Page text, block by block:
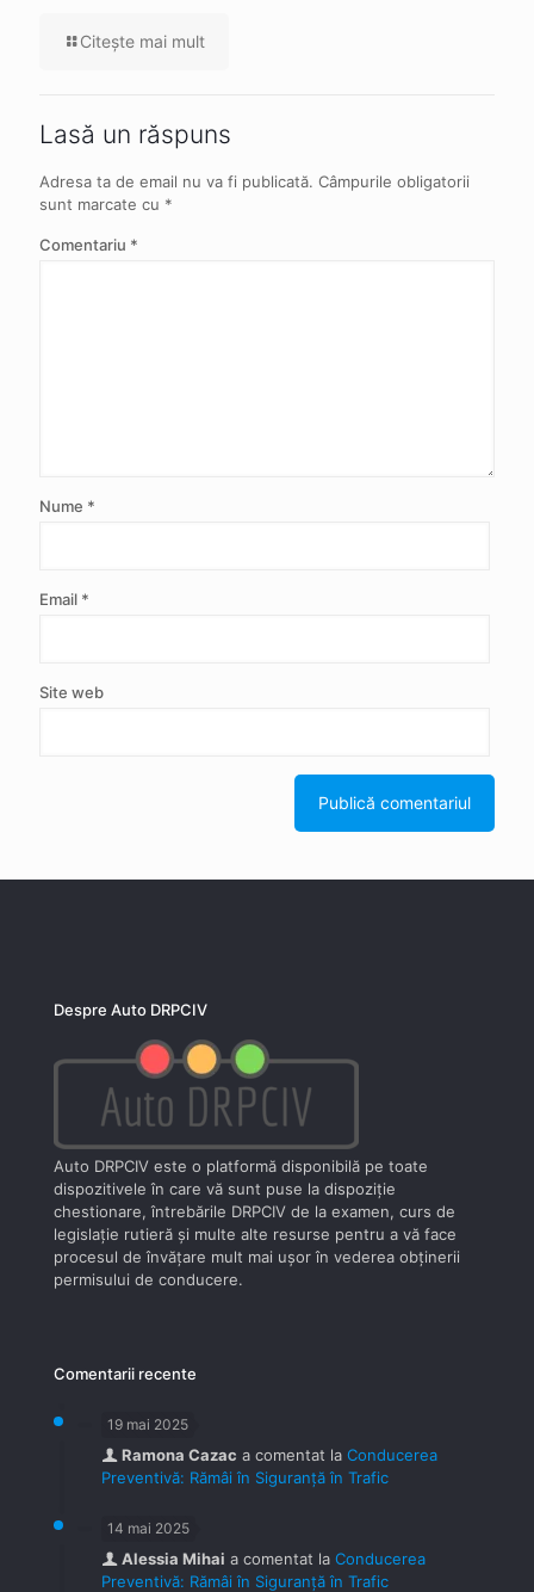
Citeşte mai mult
Lasă un răspuns
Adresa ta de email nu va fi publicată. Câmpurile obligatorii
sunt marcate cu *
Comentariu *
Nume *
Email *
Site web
Despre Auto DRPCIV
Auto DRPCIV este o platformă disponibilă pe toate
dispozitivele în care vă sunt puse la dispoziţie
chestionare, întrebările DRPCIV de la examen, curs de
legislaţie rutieră şi multe alte resurse pentru a vă face
procesul de învăţare mult mai uşor în vederea obţinerii
permisului de conducere.
Comentarii recente
19 mai 2025
Ramona Cazac a comentat la Conducerea
Preventivă: Rămâi în Siguranță în Trafic
14 mai 2025
Alessia Mihai a comentat la Conducerea
Preventivă: Rămâi în Siguranță în Trafic